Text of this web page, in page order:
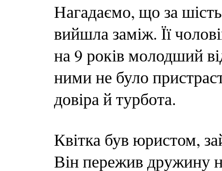
Нагадаємо, що за
вийшла заміж. Її
на 9 років молодший
ними не було
довіра й турбота.
Квітка був юристом,
Він пережив дружину